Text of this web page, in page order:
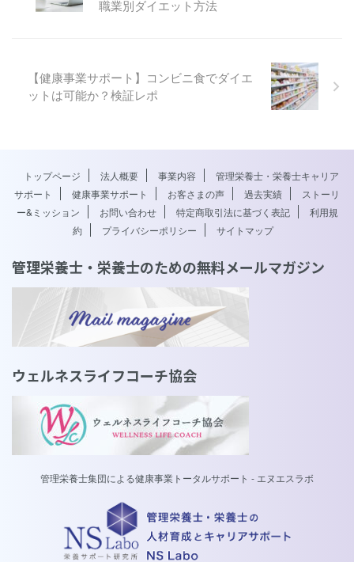
職業別ダイエット方法
【健康事業サポート】コンビニ食でダイエ
ットは可能か？検証レポ
トップページ 法人概要 事業内容
管理栄養士・栄養士キャリア
サポート
健康事業サポート お客さまの声 過去実績
ストーリ
ー&ミッション
お問い合わせ 特定商取引法に基づく表記
利用規
約
プライバシーポリシー サイトマップ
管理栄養士・栄養士のための無料メールマガジン
ウェルネスライフコーチ協会
管理栄養士集団による健康事業トータルサポート - エヌエスラボ